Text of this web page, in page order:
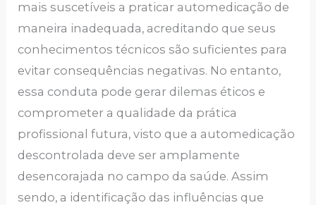
mais suscetíveis a praticar automedicação de
maneira inadequada, acreditando que seus
conhecimentos técnicos são suficientes para
evitar consequências negativas. No entanto,
essa conduta pode gerar dilemas éticos e
comprometer a qualidade da prática
profissional futura, visto que a automedicação
descontrolada deve ser amplamente
desencorajada no campo da saúde. Assim
sendo, a identificação das influências que